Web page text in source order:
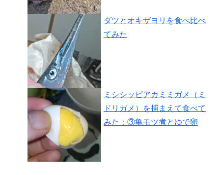
ダツとオキザヨリを食べ比べ
てみた
ミシシッピアカミミガメ（ミ
ドリガメ）を捕まえて食べて
みた：③亀モツ煮とゆで卵